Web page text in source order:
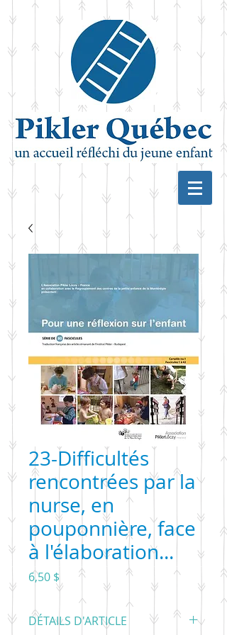
23-Difficultés
rencontrées par la
nurse, en
pouponnière, face
à l'élaboration...
6,50 $ Prix
DÉTAILS D'ARTICLE